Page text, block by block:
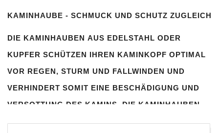
KAMINHAUBE - SCHMUCK UND SCHUTZ ZUGLEICH
DIE KAMINHAUBEN AUS EDELSTAHL ODER
KUPFER SCHÜTZEN IHREN KAMINKOPF OPTIMAL
VOR REGEN, STURM UND FALLWINDEN UND
VERHINDERT SOMIT EINE BESCHÄDIGUNG UND
VERSOTTUNG DES KAMINS. DIE KAMINHAUBEN
VERBESSERN DIE ZUGLEISTUNG DESKAMINS